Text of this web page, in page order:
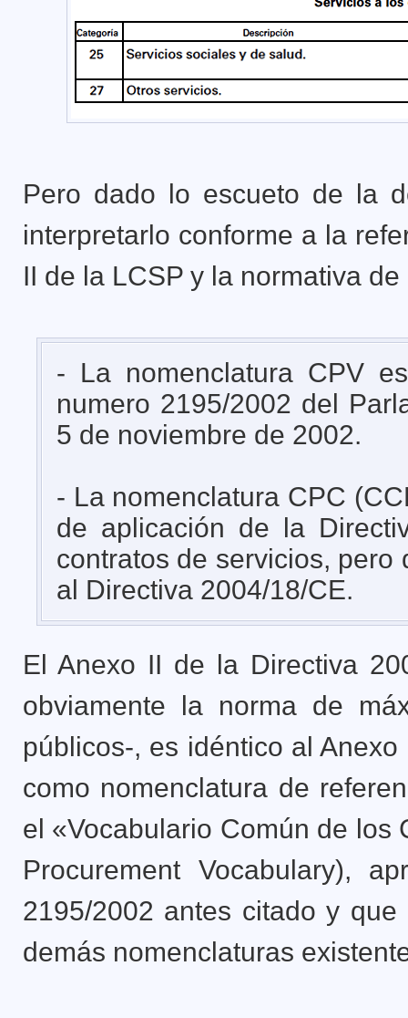
Pero dado lo escueto de la
interpretarlo conforme a la
II de la LCSP y la normativa
- La nomenclatura CPV
numero 2195/2002 del
5 de noviembre de 2002.
- La nomenclatura CPC
de aplicación de la
contratos de servicios,
al Directiva 2004/18/CE.
El Anexo II de la Directiva
obviamente la norma de
públicos-, es idéntico al
como nomenclatura de
el «Vocabulario Común de los
Procurement Vocabulary),
2195/2002 antes citado y
demás nomenclaturas